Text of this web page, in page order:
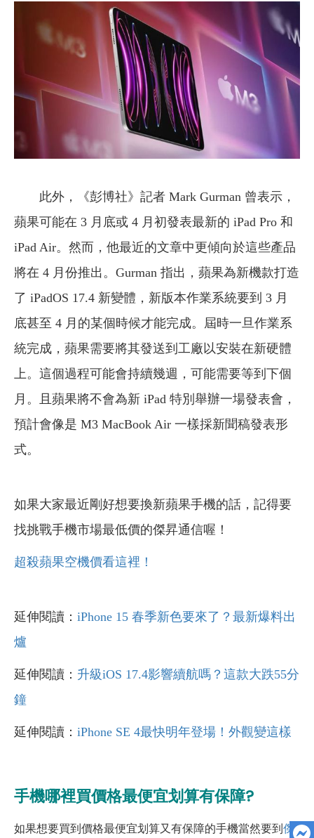
此外，《彭博社》記者 Mark Gurman 曾表示，
蘋果可能在 3 月底或 4 月初發表最新的 iPad Pro 和
iPad Air。然而，他最近的文章中更傾向於這些產品
將在 4 月份推出。Gurman 指出，蘋果為新機款打造
了 iPadOS 17.4 新變體，新版本作業系統要到 3 月
底甚至 4 月的某個時候才能完成。屆時一旦作業系
統完成，蘋果需要將其發送到工廠以安裝在新硬體
上。這個過程可能會持續幾週，可能需要等到下個
月。且蘋果將不會為新 iPad 特別舉辦一場發表會，
預計會像是 M3 MacBook Air 一樣採新聞稿發表形
式。
如果大家最近剛好想要換新蘋果手機的話，記得要
找挑戰手機市場最低價的傑昇通信喔！
超殺蘋果空機價看這裡！
延伸閱讀： iPhone 15 春季新色要來了？最新爆料出
爐
延伸閱讀： 升級iOS 17.4影響續航嗎？這款大跌55分
鐘
延伸閱讀： iPhone SE 4最快明年登場！外觀變這樣
手機哪裡買價格最便宜划算有保障?
如果想要買到價格最便宜划算又有保障的手機當然要到傑